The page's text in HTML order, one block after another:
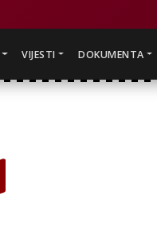
VIJESTI DOKUMENTA